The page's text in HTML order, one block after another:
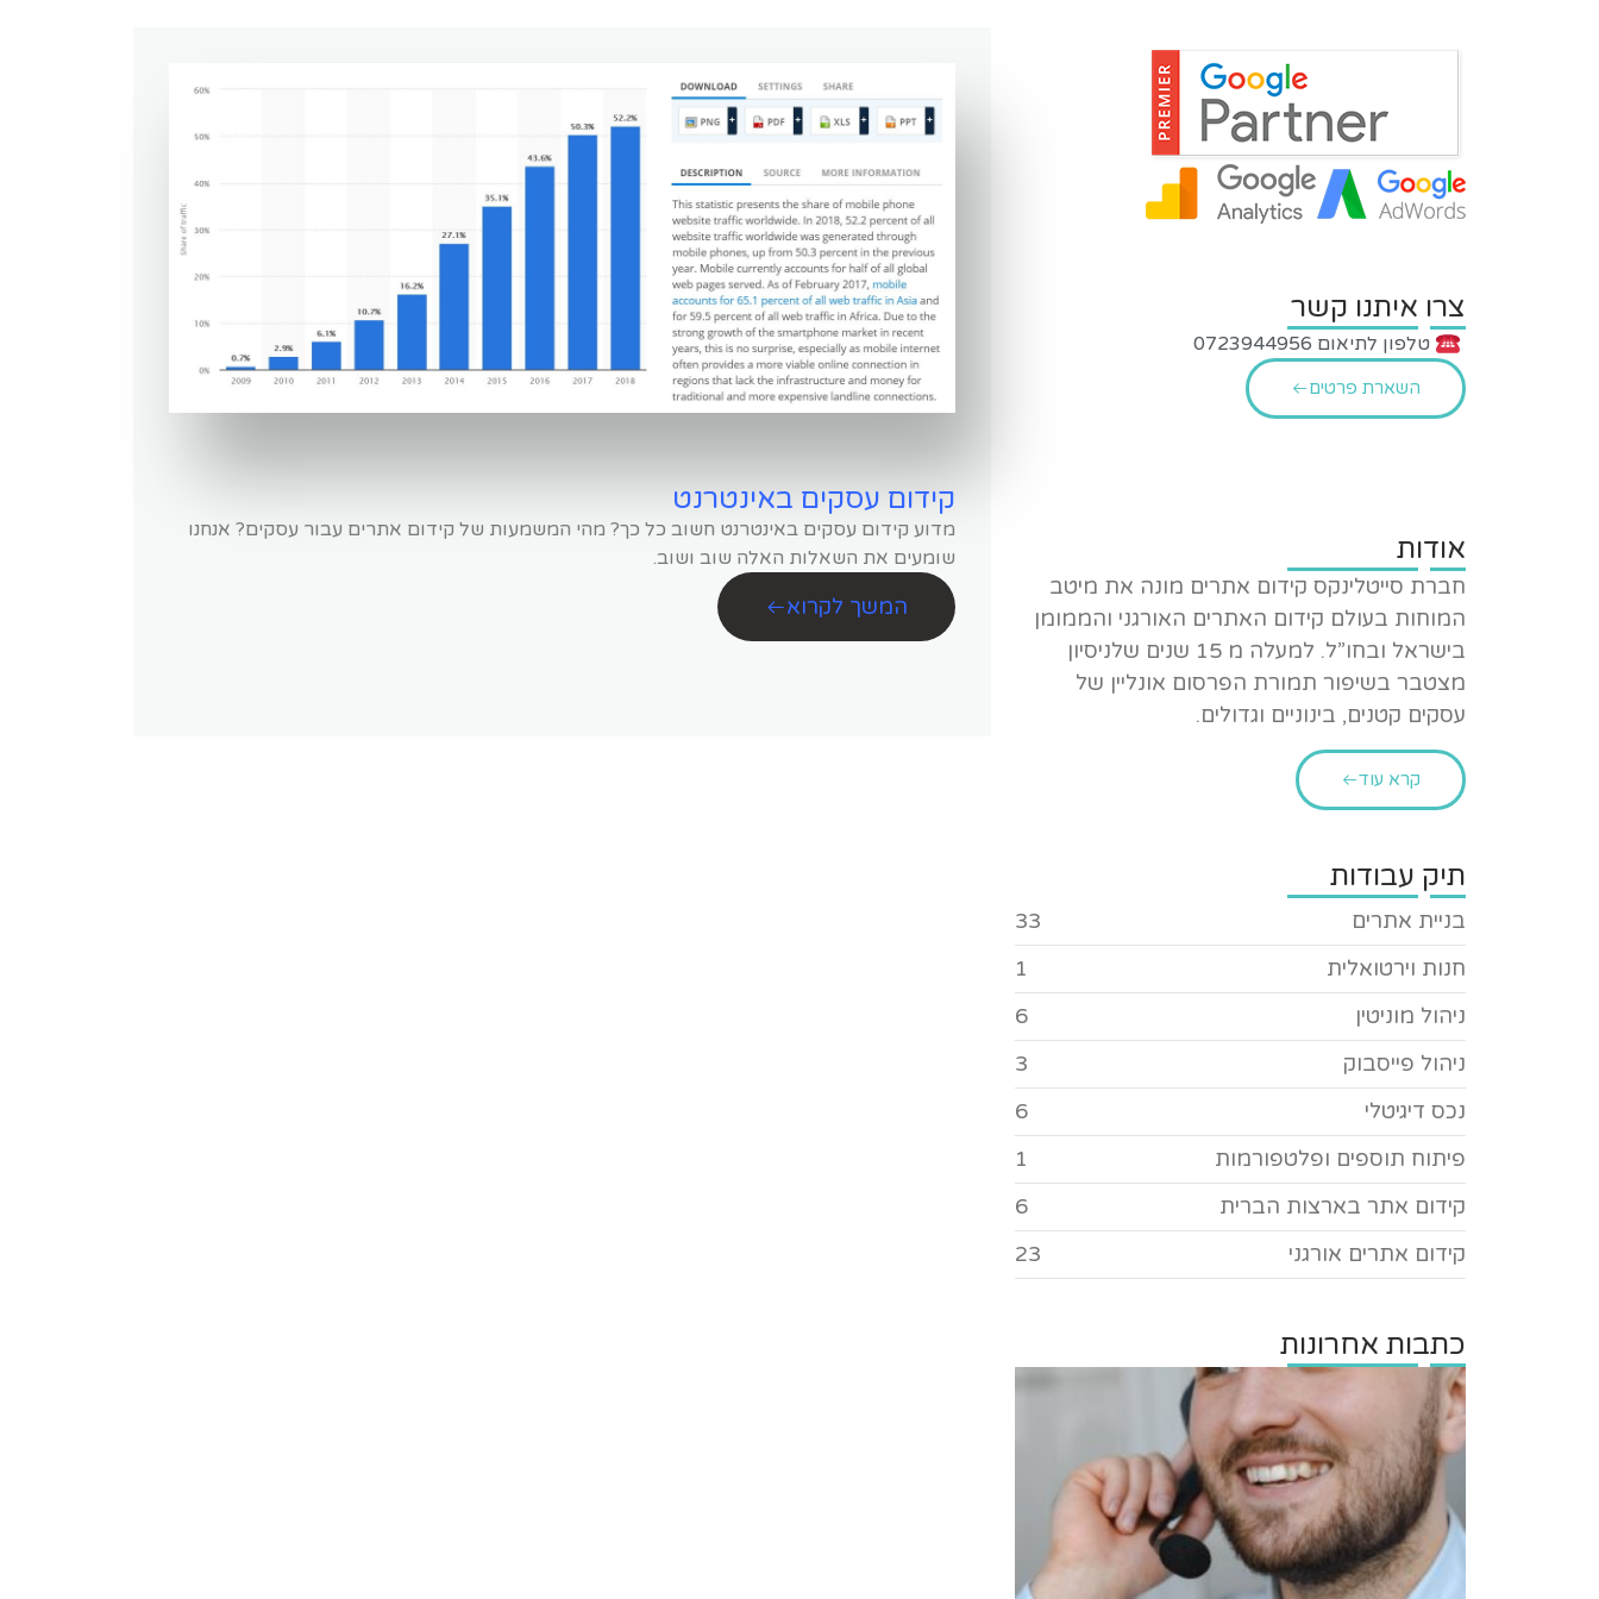
קידום עסקים באינטרנט
מדוע קידום עסקים באינטרנט חשוב כל כך? מהי המשמעות של קידום אתרים עבור עסקים? אנחנו
שומעים את השאלות האלה שוב ושוב.
המשך לקרוא
צרו איתנו קשר
טלפון לתיאום 0723944956
השארת פרטים
אודות
חברת סייטלינקס קידום אתרים מונה את מיטב
המוחות בעולם קידום האתרים האורגני והממומן
בישראל ובחו”ל. למעלה מ 15 שנים שלניסיון
מצטבר בשיפור תמורת הפרסום אונליין של
עסקים קטנים, בינוניים וגדולים.
קרא עוד
תיק עבודות
בניית אתרים
33
חנות וירטואלית
1
ניהול מוניטין
6
ניהול פייסבוק
3
נכס דיגיטלי
6
פיתוח תוספים ופלטפורמות
1
קידום אתר בארצות הברית
6
קידום אתרים אורגני
23
כתבות אחרונות